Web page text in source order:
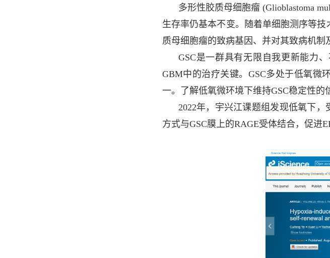
多形性胶质母细胞瘤 (Glioblastoma
生存率仍基本不变。随着单细胞测序等
质母细胞瘤的致病基因、并对其致病机制
GSC是一群具有无限自我更新能力
GBM中的治疗关键。GSC多处于低氧微
一。了解低氧微环境下维持GSC稳定性的
2022年，宇兴江课题组发现低氧下，
方式与GSC膜上的RAGE受体结合，促进